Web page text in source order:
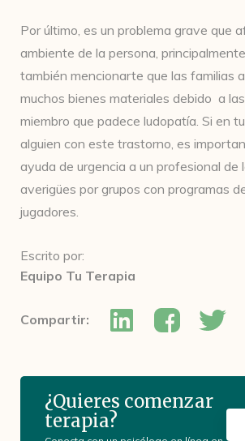
Por último, es un problema grave que
ambiente de la persona,
también mencionarte que las familias
muchos bienes materiales debido a
miembro que padece ludopatía. Si en
alguien con este trastorno, es
ayuda de urgencia a un profesional de
averigües por grupos con programas
jugadores.
Escrito por:
Equipo Tu Terapia
Compartir:
¿Quieres comenzar
terapia?